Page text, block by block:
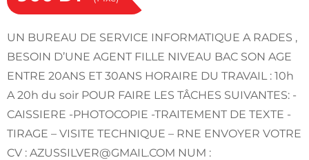
UN BUREAU DE SERVICE INFORMATIQUE A RADES ,
BESOIN D’UNE AGENT FILLE NIVEAU BAC SON AGE
ENTRE 20ANS ET 30ANS HORAIRE DU TRAVAIL : 10h
A 20h du soir POUR FAIRE LES TÂCHES SUIVANTES: -
CAISSIERE -PHOTOCOPIE -TRAITEMENT DE TEXTE -
TIRAGE – VISITE TECHNIQUE – RNE ENVOYER VOTRE
CV : AZUSSILVER@GMAIL.COM NUM :